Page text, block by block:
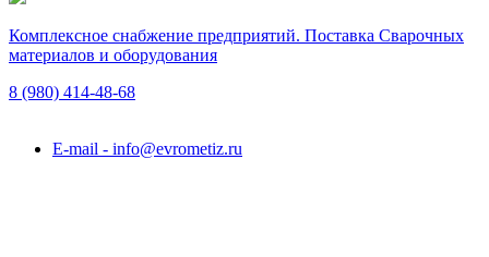
Комплексное снабжение предприятий. Поставка Сварочных
материалов и оборудования
8 (980) 414-48-68
E-mail - info@evrometiz.ru